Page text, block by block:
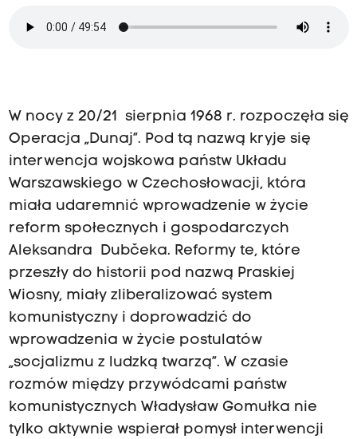
W nocy z 20/21 sierpnia 1968 r. rozpoczęła się
Operacja „Dunaj”. Pod tą nazwą kryje się
interwencja wojskowa państw Układu
Warszawskiego w Czechosłowacji, która
miała udaremnić wprowadzenie w życie
reform społecznych i gospodarczych
Aleksandra Dubčeka. Reformy te, które
przeszły do historii pod nazwą Praskiej
Wiosny, miały zliberalizować system
komunistyczny i doprowadzić do
wprowadzenia w życie postulatów
„socjalizmu z ludzką twarzą”. W czasie
rozmów między przywódcami państw
komunistycznych Władysław Gomułka nie
tylko aktywnie wspierał pomysł interwencji